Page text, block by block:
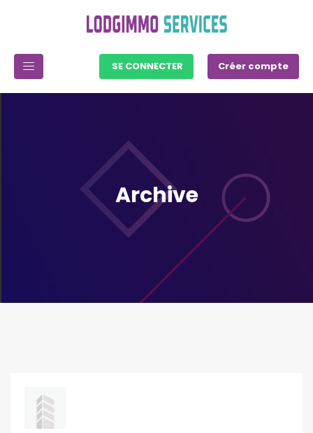
SE CONNECTER Créer compte
Archive